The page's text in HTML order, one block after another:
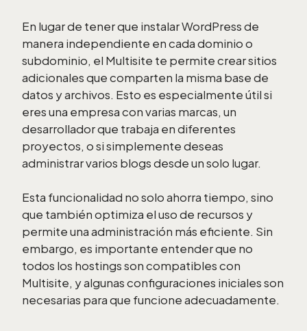
En lugar de tener que instalar WordPress de
manera independiente en cada dominio o
subdominio, el Multisite te permite crear sitios
adicionales que comparten la misma base de
datos y archivos. Esto es especialmente útil si
eres una empresa con varias marcas, un
desarrollador que trabaja en diferentes
proyectos, o si simplemente deseas
administrar varios blogs desde un solo lugar.
Esta funcionalidad no solo ahorra tiempo, sino
que también optimiza el uso de recursos y
permite una administración más eficiente. Sin
embargo, es importante entender que no
todos los hostings son compatibles con
Multisite, y algunas configuraciones iniciales son
necesarias para que funcione adecuadamente.